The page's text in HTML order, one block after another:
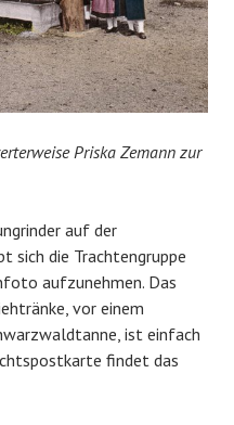
Priska Zemann zur
auf der
sich die Trachtengruppe
aufzunehmen. Das
vor einem
ist einfach
findet das